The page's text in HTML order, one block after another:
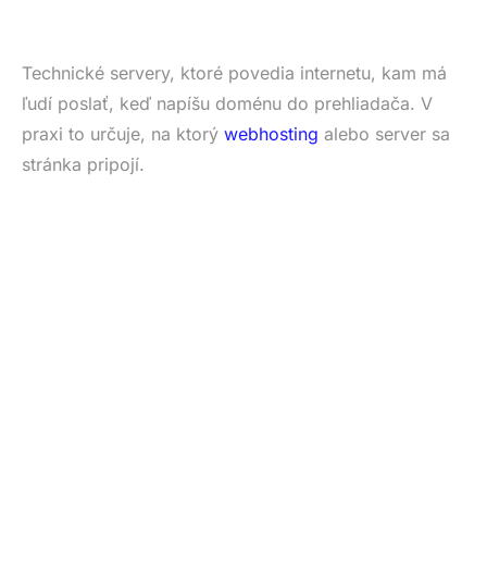
Technické servery, ktoré povedia internetu, kam má
ľudí poslať, keď napíšu doménu do prehliadača. V
praxi to určuje, na ktorý webhosting alebo server sa
stránka pripojí.